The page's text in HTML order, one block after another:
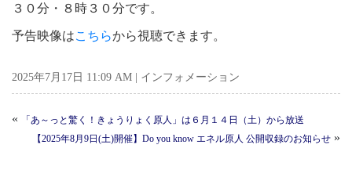
３０分・８時３０分です。
予告映像はこちらから視聴できます。
2025年7月17日 11:09 AM | インフォメーション
«
「あ～っと驚く！きょうりょく原人」は６月１４日（土）から放送
【2025年8月9日(土)開催】Do you know エネル原人 公開収録のお知らせ »